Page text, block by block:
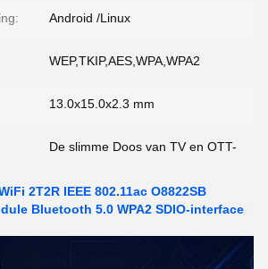
Android /Linux
WEP,TKIP,AES,WPA,WPA2
13.0x15.0x2.3 mm
De slimme Doos van TV en OTT-
2T2R IEEE 802.11ac O8822SB
Bluetooth 5.0 WPA2 SDIO-interface